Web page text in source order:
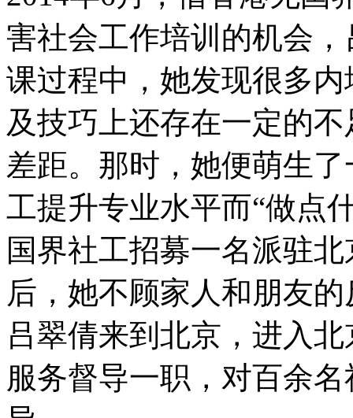
害社会工作培训的机会
课过程中，她发现很多
及技巧上还存在一定的
差距。那时，她便萌生
工提升专业水平而“做点
国界社工招募一名派驻
后，她不顾家人和朋友
吕翠倩来到北京，进入
服务督导一职，对百余